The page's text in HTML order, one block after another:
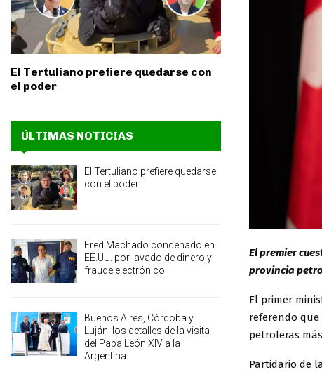
El premier
provincia
El primer
referendo
petroleras
Partidario de
El Tertuliano prefiere quedarse con
el poder
ÚLTIMAS NOTICIAS
El Tertuliano prefiere quedarse
con el poder
Fred Machado condenado en
EE.UU. por lavado de dinero y
fraude electrónico
Buenos Aires, Córdoba y
Luján: los detalles de la visita
del Papa León XIV a la
Argentina